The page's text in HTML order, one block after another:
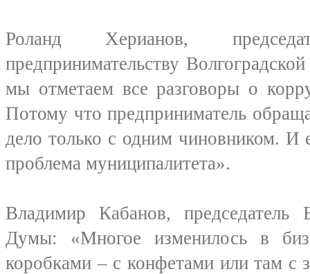
Роланд Херианов,
предпринимательству
мы отметаем все разговоры о
Потому что предприниматель
дело только с одним чиновником. И
проблема муниципалитета».
Владимир Кабанов, председатель
Думы: «Многое изменилось в
коробками – с конфетами или там с